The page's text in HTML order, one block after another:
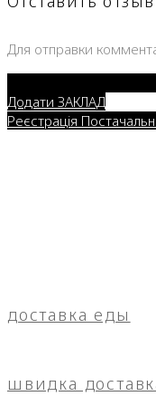
Для отправки
Додати ЗАКЛАД
Реєстрація
доставка еды
швидка